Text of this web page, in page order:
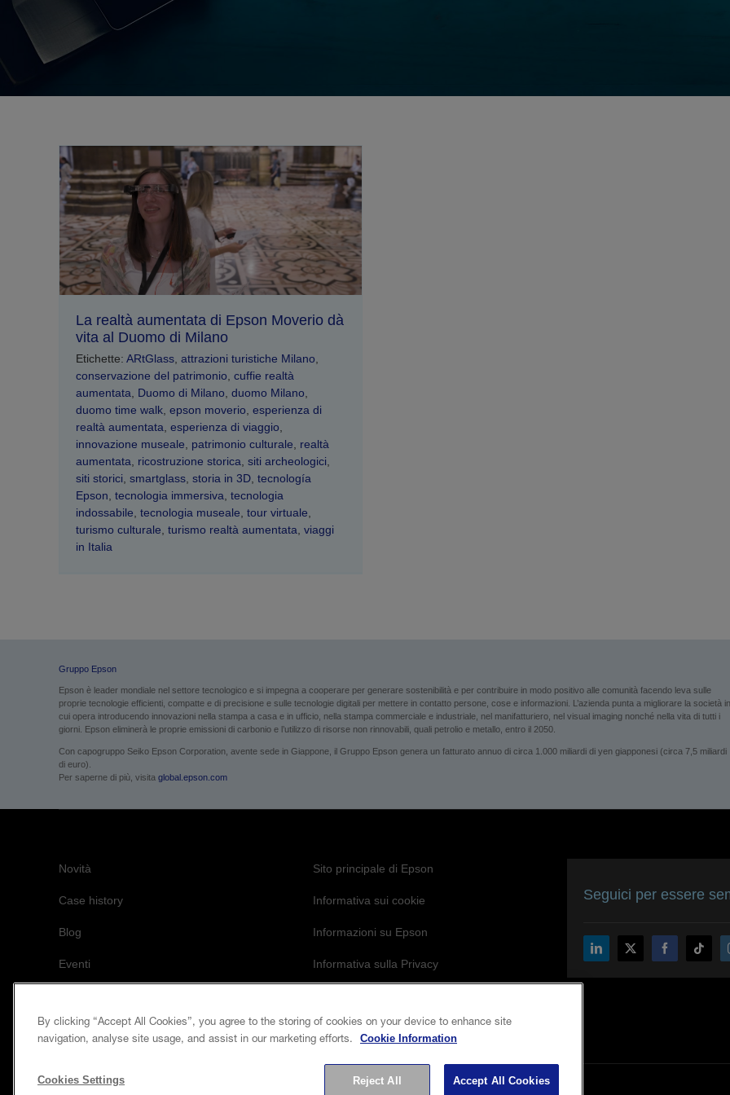
La realtà aumentata di Epson Moverio dà
vita al Duomo di Milano
Etichette: ARtGlass, attrazioni turistiche Milano,
conservazione del patrimonio, cuffie realtà
aumentata, Duomo di Milano, duomo Milano,
duomo time walk, epson moverio, esperienza di
realtà aumentata, esperienza di viaggio,
innovazione museale, patrimonio culturale, realtà
aumentata, ricostruzione storica, siti archeologici,
siti storici, smartglass, storia in 3D, tecnología
Epson, tecnologia immersiva, tecnologia
indossabile, tecnologia museale, tour virtuale,
turismo culturale, turismo realtà aumentata, viaggi
in Italia
Gruppo Epson
Epson è leader mondiale nel settore tecnologico e si impegna a cooperare per generare sostenibilità e per contribuire in modo positivo alle comunità facendo leva sulle
proprie tecnologie efficienti, compatte e di precisione e sulle tecnologie digitali per mettere in contatto persone, cose e informazioni. L’azienda punta a migliorare la società in
cui opera introducendo innovazioni nella stampa a casa e in ufficio, nella stampa commerciale e industriale, nel manifatturiero, nel visual imaging nonché nella vita di tutti i
giorni. Epson eliminerà le proprie emissioni di carbonio e l’utilizzo di risorse non rinnovabili, quali petrolio e metallo, entro il 2050.
Con capogruppo Seiko Epson Corporation, avente sede in Giappone, il Gruppo Epson genera un fatturato annuo di circa 1.000 miliardi di yen giapponesi (circa 7,5 miliardi
di euro).
Per saperne di più, visita global.epson.com
Novità
Case history
Blog
Eventi
Sito principale di Epson
Informativa sui cookie
Informazioni su Epson
Informativa sulla Privacy
Seguici per essere
By clicking “Accept All Cookies”, you agree to the storing of cookies on your device to enhance site
navigation, analyse site usage, and assist in our marketing efforts.
Cookie Information
Cookies Settings Reject All Accept All Cookies